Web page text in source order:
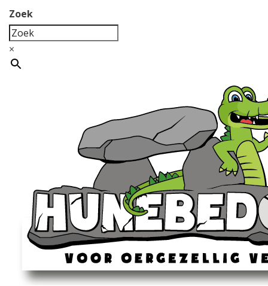
Zoek
×